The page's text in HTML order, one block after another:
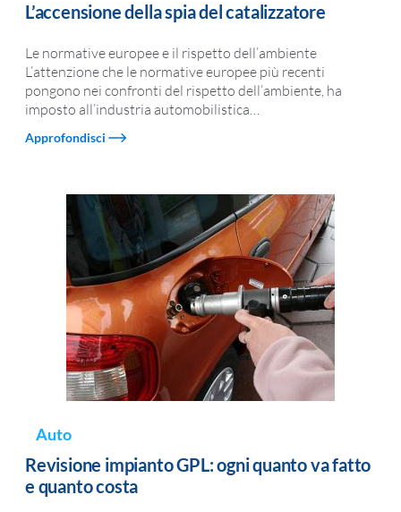
L’accensione della spia del catalizzatore
Le normative europee e il rispetto dell’ambiente
L’attenzione che le normative europee più recenti
pongono nei confronti del rispetto dell’ambiente, ha
imposto all’industria automobilistica…
Approfondisci
Auto
Revisione impianto GPL: ogni quanto va fatto
e quanto costa